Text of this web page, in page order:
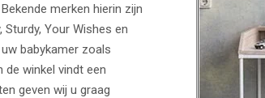
merken hierin zijn
Your Wishes en
babykamer zoals
de winkel vindt een
geven wij u graag